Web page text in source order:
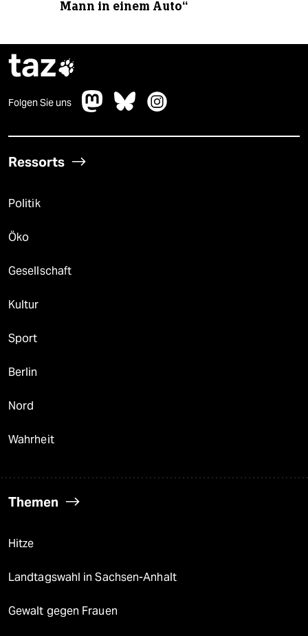
Mann in einem Auto“
taz
Folgen Sie uns
Ressorts
Politik
Öko
Gesellschaft
Kultur
Sport
Berlin
Nord
Wahrheit
Themen
Hitze
Landtagswahl in Sachsen-Anhalt
Gewalt gegen Frauen